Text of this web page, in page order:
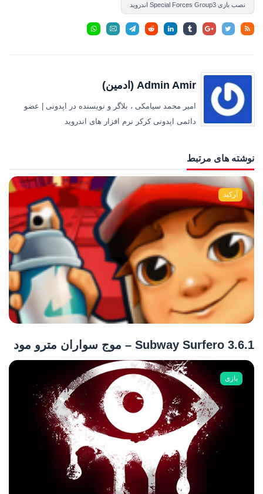
نصب بازی Special Forces Group3 اندروید
Admin Amir (ادمین)
امیر محمد سیامکی ، بلاگر و نویسنده در اپدونی | عضو
دائمی اپدونی کرکر نرم افزار های اندروید
نوشته های مرتبط
آرکید
Subway Surfero 3.6.1 – موج سواران مترو مود
بازی